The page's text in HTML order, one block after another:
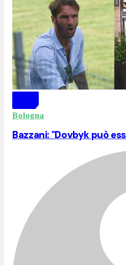
Bologna
Bazzani: "Dovbyk può